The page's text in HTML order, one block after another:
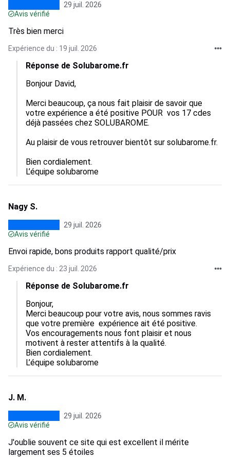
29 juil. 2026
Avis vérifié
Très bien merci
Expérience du : 19 juil. 2026
Réponse de Solubarome.fr
Bonjour David,
Merci beaucoup, ça nous fait plaisir de savoir que
votre expérience a été positive POUR  vos 17 cdes
déjà passées chez SOLUBAROME.
Au plaisir de vous retrouver bientôt sur solubarome.fr.
Bien cordialement.
L’équipe solubarome
Nagy S.
29 juil. 2026
Avis vérifié
Envoi rapide, bons produits rapport qualité/prix
Expérience du : 23 juil. 2026
Réponse de Solubarome.fr
Bonjour,
Merci beaucoup pour votre avis, nous sommes ravis
que votre première  expérience ait été positive.
Vos encouragements nous font plaisir et nous
motivent à rester attentifs à la qualité.
Bien cordialement.
L’équipe solubarome
J. M.
29 juil. 2026
Avis vérifié
J'oublie souvent ce site qui est excellent il mérite
largement ses 5 étoiles